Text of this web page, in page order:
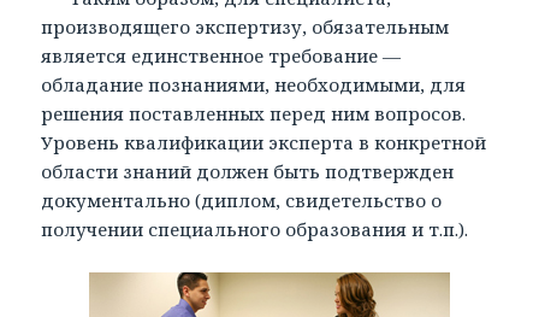
производящего экспертизу, обязательным
является единственное требование —
обладание познаниями, необходимыми, для
решения поставленных перед ним вопросов.
Уровень квалификации эксперта в конкретной
области знаний должен быть подтвержден
документально (диплом, свидетельство о
получении специального образования и т.п.).